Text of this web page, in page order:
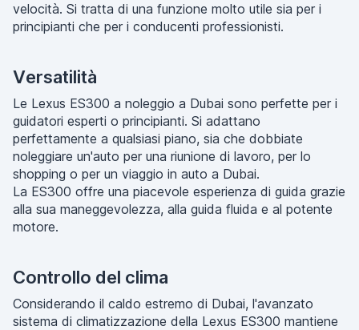
velocità. Si tratta di una funzione molto utile sia per i
principianti che per i conducenti professionisti.
Versatilità
Le Lexus ES300 a noleggio a Dubai sono perfette per i
guidatori esperti o principianti. Si adattano
perfettamente a qualsiasi piano, sia che dobbiate
noleggiare un'auto per una riunione di lavoro, per lo
shopping o per un viaggio in auto a Dubai.
La ES300 offre una piacevole esperienza di guida grazie
alla sua maneggevolezza, alla guida fluida e al potente
motore.
Controllo del clima
Considerando il caldo estremo di Dubai, l'avanzato
sistema di climatizzazione della Lexus ES300 mantiene